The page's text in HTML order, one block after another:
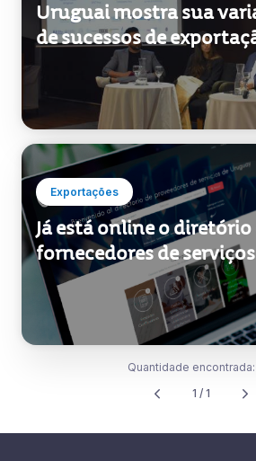
Uruguai mostra sua
de sucessos de
Exportações
Já está online o diretório
fornecedores de
Quantidade encontrada:
1 / 1